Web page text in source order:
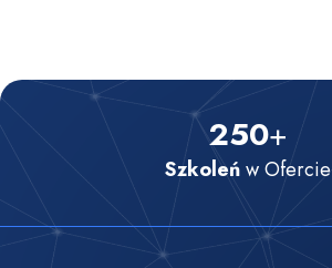
250+
Szkoleńw Ofercie